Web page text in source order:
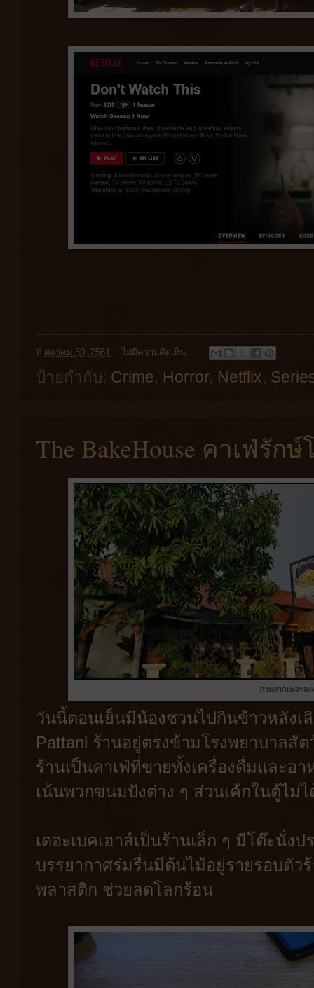
ที่ ตุลาคม 30, 2561 ไม่มีความคิดเห็น:
ป้ายกำกับ: Crime, Horror, Netflix,
The BakeHouse คาเฟ่รัก
ภาพจากเพจของ
วันนี้ตอนเย็นมีน้องชวนไปกินข้าวหลังเ
Pattani ร้านอยู่ตรงข้ามโรงพยาบาลสั
ร้านเป็นคาเฟ่ที่ขายทั้งเครื่องดื่มและอ
เน้นพวกขนมปังต่าง ๆ ส่วนเค้กในตู้ไม่
เดอะเบคเฮาส์เป็นร้านเล็ก ๆ มีโต๊ะนั่ง
บรรยากาศร่มรื่นมีต้นไม้อยู่รายรอบตัว
พลาสติก ช่วยลดโลกร้อน